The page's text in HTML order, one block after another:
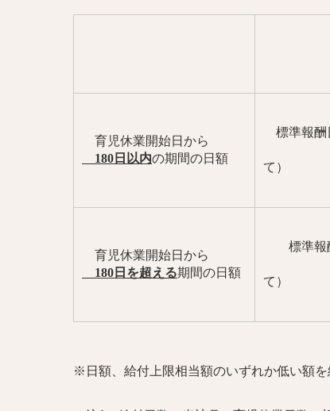
育児休業開始日から
180 日以内の期間の日額
標準報酬
（
て）
育児休業開始日から
180 日を超える期間の日額
標準報
（
て）
※日額、給付上限相当額のいずれか低い額を